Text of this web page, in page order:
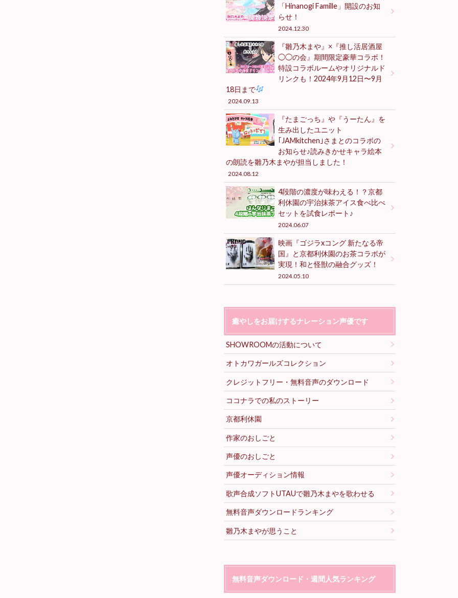
「Hinanogi Famille」開設のお知
らせ！
2024.12.30
『雛乃木まや』×『推し活居酒屋
◯◯の会』期間限定豪華コラボ！
特設コラボルームやオリジナルド
リンクも！2024年9月12日〜9月
18日まで
2024.09.13
『たまごっち』や『うーたん』を
生み出したユニット
｢JAMkitchen｣さまとのコラボの
お知らせ♪読みきかせキャラ絵本
の朗読を雛乃木まやが担当しました！
2024.08.12
4段階の濃度が味わえる！？京都
利休園の宇治抹茶アイス食べ比べ
セットを試食レポート♪
2024.06.07
映画『ゴジラxコング 新たなる帝
国』と京都利休園のお茶コラボが
実現！和と怪獣の融合グッズ！
2024.05.10
癒やしをお届けするナレーション声優です
SHOWROOMの活動について
オトカワガールズコレクション
クレジットフリー・無料音声のダウンロード
ココナラでの私のストーリー
京都利休園
作家のおしごと
声優のおしごと
声優オーディション情報
歌声合成ソフトUTAUで雛乃木まやを歌わせる
無料音声ダウンロードランキング
雛乃木まやが思うこと
無料音声ダウンロード・週間人気ランキング